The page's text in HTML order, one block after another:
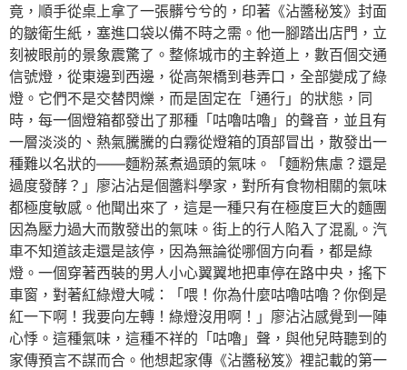
竟，順手從桌上拿了一張髒兮兮的，印著《沾醬秘笈》封面
的皺衛生紙，塞進口袋以備不時之需。他一腳踏出店門，立
刻被眼前的景象震驚了。整條城市的主幹道上，數百個交通
信號燈，從東邊到西邊，從高架橋到巷弄口，全部變成了綠
燈。它們不是交替閃爍，而是固定在「通行」的狀態，同
時，每一個燈箱都發出了那種「咕嚕咕嚕」的聲音，並且有
一層淡淡的、熱氣騰騰的白霧從燈箱的頂部冒出，散發出一
種難以名狀的——麵粉蒸煮過頭的氣味。「麵粉焦慮？還是
過度發酵？」廖沾沾是個醬料學家，對所有食物相關的氣味
都極度敏感。他聞出來了，這是一種只有在極度巨大的麵團
因為壓力過大而散發出的氣味。街上的行人陷入了混亂。汽
車不知道該走還是該停，因為無論從哪個方向看，都是綠
燈。一個穿著西裝的男人小心翼翼地把車停在路中央，搖下
車窗，對著紅綠燈大喊：「喂！你為什麼咕嚕咕嚕？你倒是
紅一下啊！我要向左轉！綠燈沒用啊！」廖沾沾感覺到一陣
心悸。這種氣味，這種不祥的「咕嚕」聲，與他兒時聽到的
家傳預言不謀而合。他想起家傳《沾醬秘笈》裡記載的第一